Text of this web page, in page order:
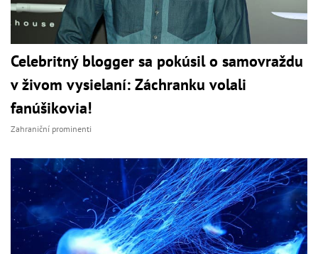
Celebritný blogger sa pokúsil o samovraždu
v živom vysielaní: Záchranku volali
fanúšikovia!
Zahraniční prominenti